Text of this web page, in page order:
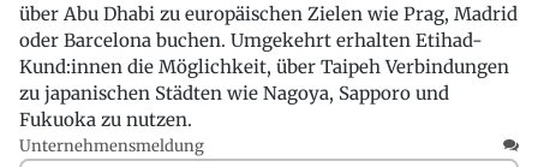
über Abu Dhabi zu europäischen Zielen wie Prag, Madrid
oder Barcelona buchen. Umgekehrt erhalten Etihad-
Kund:innen die Möglichkeit, über Taipeh Verbindungen
zu japanischen Städten wie Nagoya, Sapporo und
Fukuoka zu nutzen.
Unternehmensmeldung